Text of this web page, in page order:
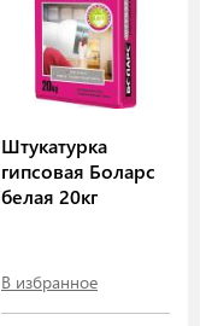
Штукатурка
гипсовая Боларс
белая 20кг
В избранное